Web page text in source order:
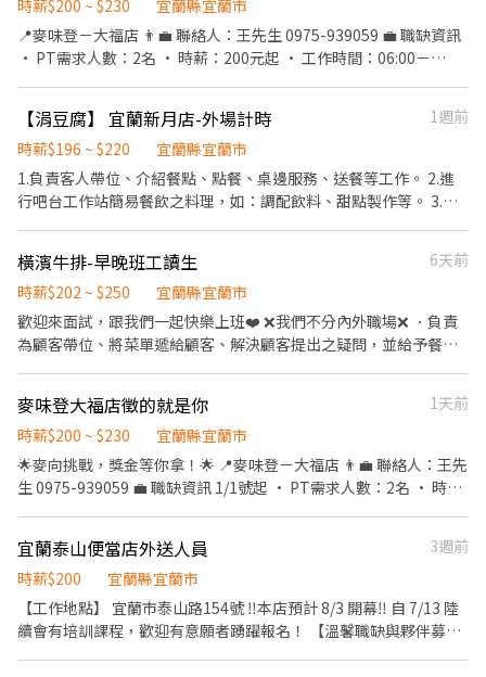
148號 ✅ 任職條件 • 個性活潑、有責任感 • 有餐飲經驗者佳 • 學
歷不限、 • 服務態度親切、上班不遲到 🥪 工作內容 外場 • 櫃台點
餐、送餐 • 飲料調製、用餐區清潔維護 • 協助備料 內場 • 餐點製
都很適合！ 👉 有興趣者，歡迎私訊或來電洽談！
時薪$200 ~ $230
宜蘭縣宜蘭市
📍麥味登－大福店 👨‍💼 聯絡人：王先生 0975-939059 💼 職缺資訊
• PT需求人數：2名 • 時薪：200元起 • 工作時間：06:00－
個性活潑、有責任感 • 有餐飲經驗者佳（無經驗亦可） • 學歷不
限、 • 服務態度親切、上班不遲到 🥪 工作內容 外場 • 櫃台點餐、
送餐 • 飲料調製、用餐區清潔維護 • 協助備料 內場 • 餐點製作 •
製餐前備料與分裝 • 製餐區清潔維護 📣 歡迎加入！ 大學生、應屆
【涓豆腐】 宜蘭新月店-外場計時
1週前
時薪$196 ~ $220
宜蘭縣宜蘭市
1.負責客人帶位、介紹餐點、點餐、桌邊服務、送餐等工作。 2.進
行吧台工作站簡易餐飲之料理，如：調配飲料、甜點製作等。 3.於
橫濱牛排-早晚班工讀生
6天前
時薪$202 ~ $250
宜蘭縣宜蘭市
歡迎來面試，跟我們一起快樂上班❤️ ❌我們不分內外職場❌ ．負責
為顧客帶位、將菜單遞給顧客、解決顧客提出之疑問，並給予餐點
清理工作環境、設備和餐具。 🔎詳細請洽店舖03-9320755☎️
麥味登大福店徵的就是你
1天前
時薪$200 ~ $230
宜蘭縣宜蘭市
🌟麥向挑戰，獎金等你拿！🌟 📍麥味登－大福店 👨‍💼 聯絡人：王先
生 0975-939059 💼 職缺資訊 1/1號起 • PT需求人數：2名 • 時
有應徵寒假工讀 （學生期末成績優異者老闆私人補助獎金） • 地
點：宜蘭縣宜蘭市大福路二段148號 ✅ 任職條件 • 個性活潑、有責
任感 • 有餐飲經驗者佳（無經驗亦可） • 學歷不限、 • 服務態度
親切、上班不遲到 🥪 工作內容 外場 • 櫃台點餐、送餐 • 飲料調
宜蘭泰山便當店外送人員
3週前
時薪$200
宜蘭縣宜蘭市
【工作地點】 宜蘭市泰山路154號 ‼️本店預計 8/3 開幕‼️ 自 7/13 陸
續會有培訓課程，歡迎有意願者踴躍報名！ 【溫馨職缺與夥伴募